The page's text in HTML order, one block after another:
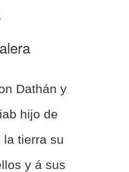
Dathán y
hijo de
la tierra su
y á sus